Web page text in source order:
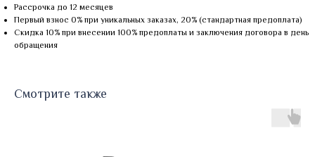
Рассрочка до 12 месяцев
Первый взнос 0% при уникальных заказах, 20% (стандартная предоплата)
Скидка 10% при внесении 100% предоплаты и заключения договора в день
обращения
Смотрите также